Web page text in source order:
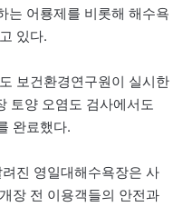
는 어룡제를 비롯해 해수욕
있다.
보건환경연구원이 실시한
토양 오염도 검사에서도
완료했다.
진 영일대해수욕장은 사
장 전 이용객들의 안전과